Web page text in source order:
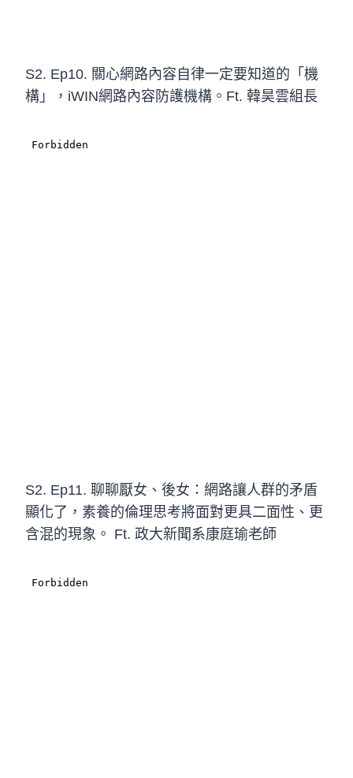
S2. Ep10. 關心網路內容自律一定要知道的「機
構」，iWIN網路內容防護機構。Ft. 韓昊雲組長
S2. Ep11. 聊聊厭女、後女：網路讓人群的矛盾
顯化了，素養的倫理思考將面對更具二面性、更
含混的現象。 Ft. 政大新聞系康庭瑜老師